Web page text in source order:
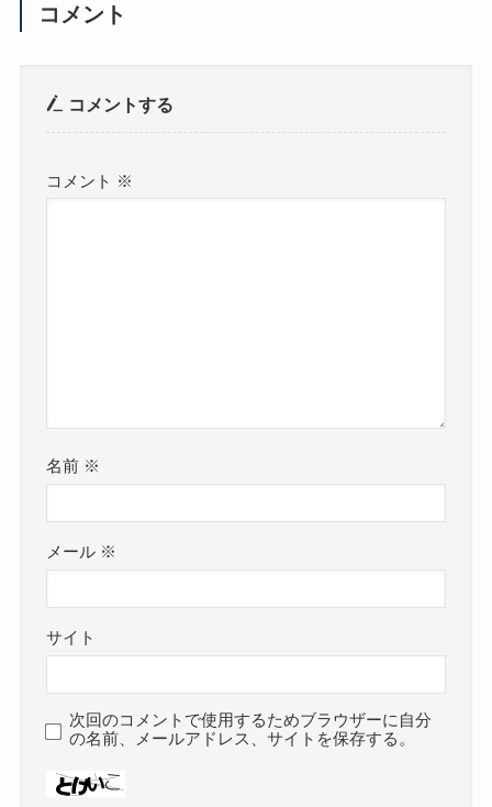
コメント
コメントする
コメント ※
名前 ※
メール ※
サイト
次回のコメントで使用するためブラウザーに自分
の名前、メールアドレス、サイトを保存する。